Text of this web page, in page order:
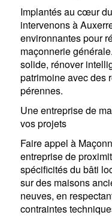
Implantés au cœur
intervenons à
environnantes pour
maçonnerie
solide, rénover
patrimoine avec des
pérennes.
Une entreprise de
vos projets
Faire appel à
entreprise de
spécificités du bâti
sur des maisons
neuves, en
contraintes